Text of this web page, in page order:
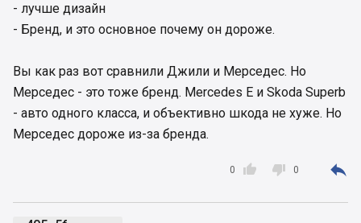
- лучше дизайн
- Бренд, и это основное почему он дороже.
Вы как раз вот сравнили Джили и Мерседес. Но
Мерседес - это тоже бренд. Mercedes E и Skoda Superb
- авто одного класса, и объективно шкода не хуже. Но
Мерседес дороже из-за бренда.

0  0 